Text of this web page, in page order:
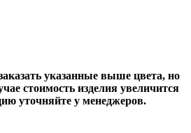
указанные выше цвета, но
стоимость изделия увеличится
уточняйте у менеджеров.